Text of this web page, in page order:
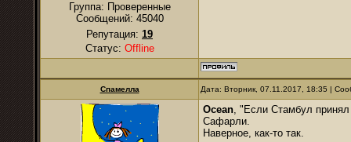
Группа: Проверенные
Сообщений: 45040
Репутация: 19
Статус: Offline
Спамелла Дата: Вторник, 07.11.2017, 18:35 |
Ocean, "Если Стамбул принял
Сафарли.
Наверное, как-то так.